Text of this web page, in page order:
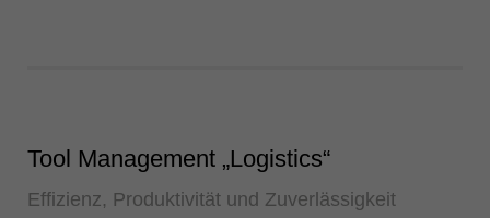
Tool Management „Logistics“
Effizienz, Produktivität und Zuverlässigkeit